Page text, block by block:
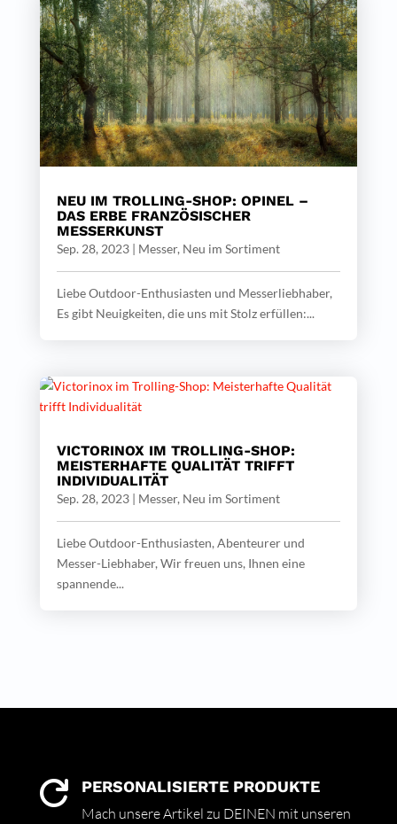
NEU IM TROLLING-SHOP: OPINEL –
DAS ERBE FRANZÖSISCHER
MESSERKUNST
Sep. 28, 2023| Messer, Neu im Sortiment
Liebe Outdoor-Enthusiasten und Messerliebhaber,
Es gibt Neuigkeiten, die uns mit Stolz erfüllen:...
VICTORINOX IM TROLLING-SHOP:
MEISTERHAFTE QUALITÄT TRIFFT
INDIVIDUALITÄT
Sep. 28, 2023| Messer, Neu im Sortiment
Liebe Outdoor-Enthusiasten, Abenteurer und
Messer-Liebhaber, Wir freuen uns, Ihnen eine
spannende...
 PERSONALISIERTE PRODUKTE
Mach unsere Artikel zu DEINEN mit unseren